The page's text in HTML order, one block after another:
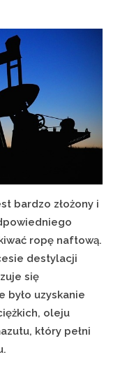
bardzo złożony i
ropę naftową.
destylacji
się
było uzyskanie
oleju
który pełni